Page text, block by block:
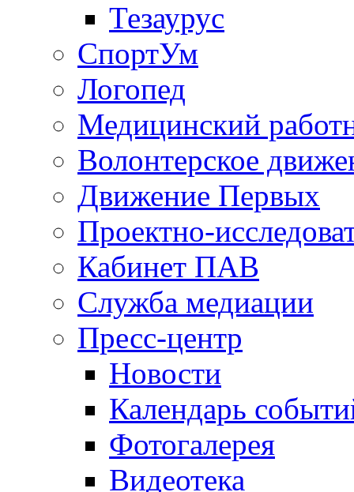
Тезаурус
СпортУм
Логопед
Медицинский
Волонтерское
Движение Первых
Проектно-
Кабинет ПАВ
Служба медиации
Пресс-центр
Новости
Календарь
Фотогалерея
Видеотека